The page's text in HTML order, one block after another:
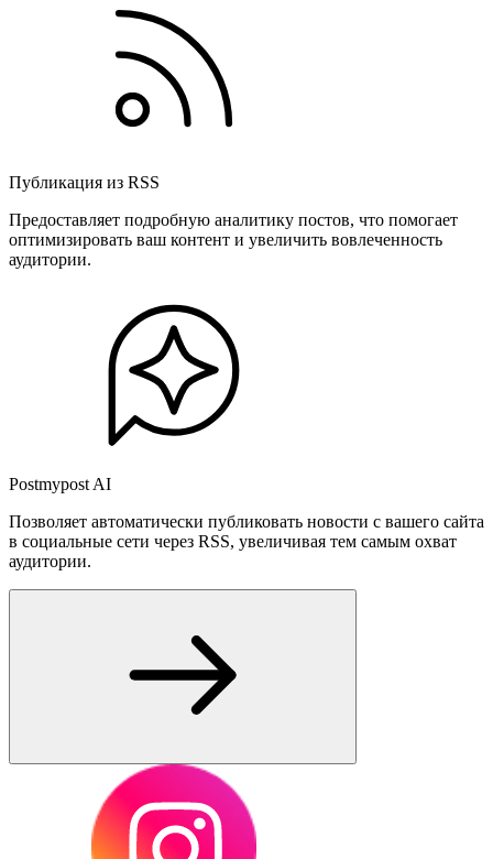
Публикация из RSS
Предоставляет подробную аналитику постов, что помогает
оптимизировать ваш контент и увеличить вовлеченность
аудитории.
Postmypost AI
Позволяет автоматически публиковать новости с вашего сайта
в социальные сети через RSS, увеличивая тем самым охват
аудитории.